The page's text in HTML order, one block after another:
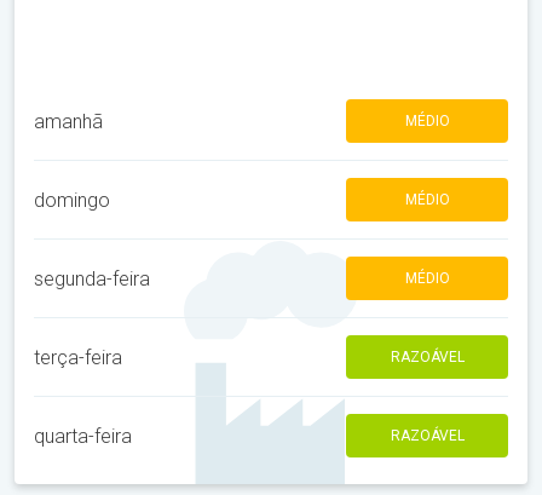
amanhã MÉDIO
domingo MÉDIO
segunda-feira MÉDIO
terça-feira RAZOÁVEL
quarta-feira RAZOÁVEL